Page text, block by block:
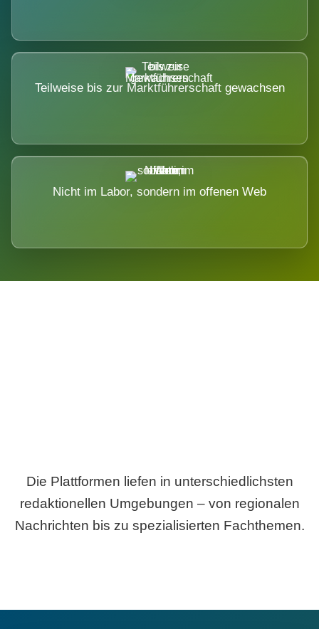
Teilweise bis zur Marktführerschaft gewachsen
Nicht im Labor, sondern im offenen Web
Die Plattformen liefen in unterschiedlichsten
redaktionellen Umgebungen – von regionalen
Nachrichten bis zu spezialisierten Fachthemen.